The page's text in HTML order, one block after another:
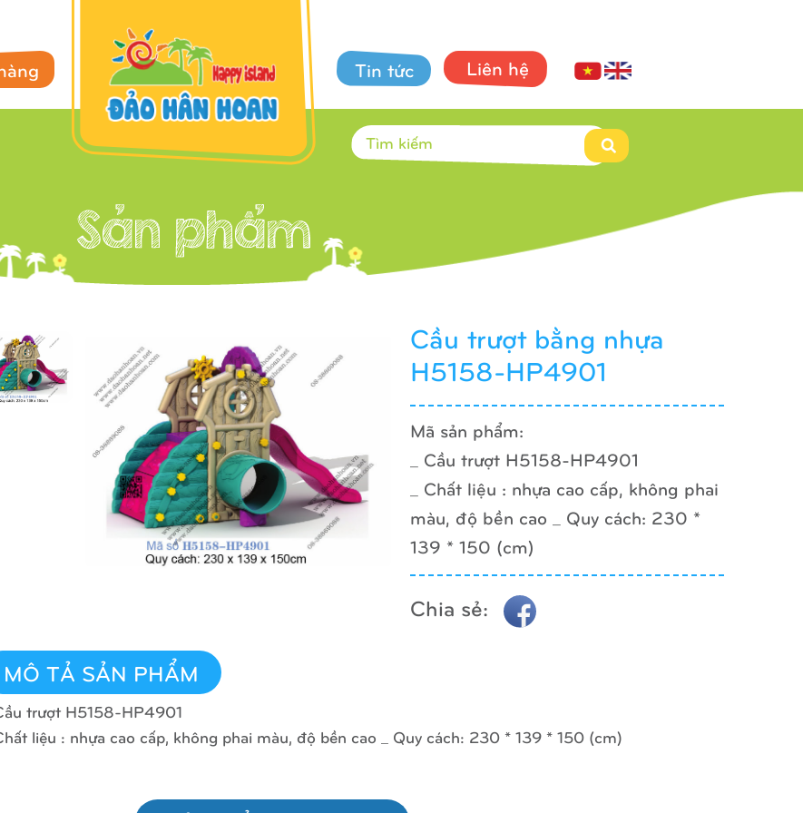
Tin tức Liên hệ
Cầu trượt bằng nhựa
H5158-HP4901
Mã sản phẩm:
_ Cầu trượt H5158-HP4901
_ Chất liệu : nhựa cao cấp, không phai
màu, độ bền cao _ Quy cách: 230 *
139 * 150 (cm)
Chia sẻ:
MÔ TẢ SẢN PHẨM
Cầu trượt H5158-HP4901
Chất liệu : nhựa cao cấp, không phai màu, độ bền cao _ Quy cách: 230 * 139 * 150 (cm)